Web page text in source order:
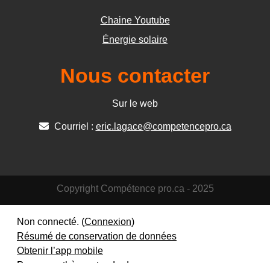
Chaine Youtube
Énergie solaire
Nous contacter
Sur le web
Courriel : eric.lagace@competencepro.ca
Copyright Compétence pro.ca - 2025
Non connecté. (Connexion)
Résumé de conservation de données
Obtenir l’app mobile